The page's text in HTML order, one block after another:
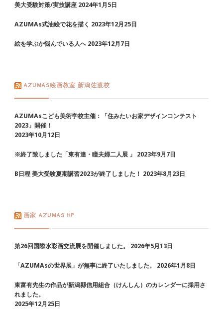
美大受験対策/実技講座 2024年1月5日
AZUMAs式油絵で花を描く 2023年12月25日
絵を学ぶか悩んでいる人へ 2023年12月7日
AZUMAS絵画教室 新潟佐渡校
AZUMAsこども美術学校主催：「住みたいお家デザインコンテスト
2023」開催！
2023年10月12日
※終了致しました「東有達・瞳夫婦二人展 」 2023年9月7日
B日程 美大受験夏期講習2023が終了しました！ 2023年8月23日
画家 AZUMAS HP
第26回国際水彩画交流展を開催しました。 2026年5月13日
「AZUMAsの世界展」が無事に終了いたしました。 2026年1月8日
東富有先生の作品が新潟縣信用組合（けんしん）のカレンダーに採用さ
れました。
2025年12月25日